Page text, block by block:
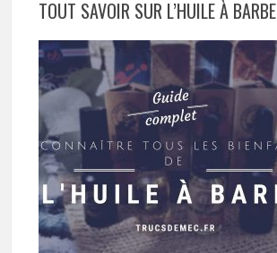
TOUT SAVOIR SUR L’HUILE À BARBE